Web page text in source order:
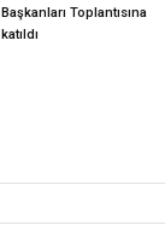
Başkanları Toplantısına
katıldı